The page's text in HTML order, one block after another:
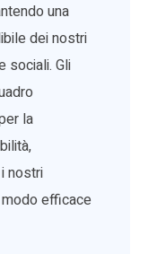
una
dei nostri
sociali. Gli
la
nostri
efficace